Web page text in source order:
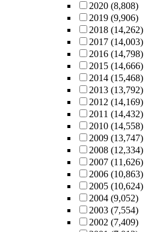
2020 (8,808)
2019 (9,906)
2018 (14,262)
2017 (14,003)
2016 (14,798)
2015 (14,666)
2014 (15,468)
2013 (13,792)
2012 (14,169)
2011 (14,432)
2010 (14,558)
2009 (13,747)
2008 (12,334)
2007 (11,626)
2006 (10,863)
2005 (10,624)
2004 (9,052)
2003 (7,554)
2002 (7,409)